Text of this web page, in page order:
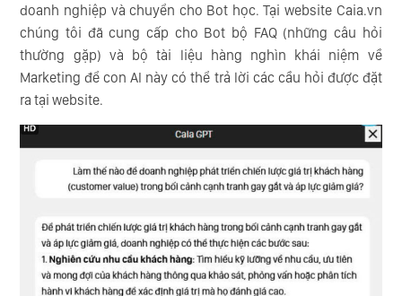
doanh nghiệp và chuyển cho Bot học. Tại website Caia.vn
chúng tôi đã cung cấp cho Bot bộ FAQ (những câu hỏi
thường gặp) và bộ tài liệu hàng nghìn khái niệm về
Marketing để con AI này có thể trả lời các cầu hỏi được đặt
ra tại website.